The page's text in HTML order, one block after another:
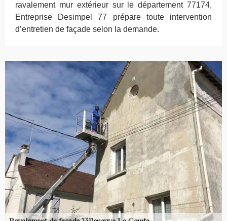
ravalement mur extérieur sur le département 77174,
Entreprise Desimpel 77 prépare toute intervention
d’entretien de façade selon la demande.